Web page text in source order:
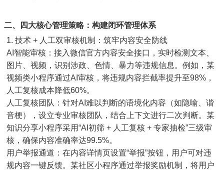
二、四大核心管理策略：构建闭环管理体系
1. 技术 + 人工双审核机制：筑牢内容安全防线
AI智能审核：接入微信官方内容安全接口，实时检测文本、
图片、视频，识别涉政、色情、暴力等违规信息。例如，某
视频类小程序通过AI审核，将违规内容拦截率提升至98%，
人工复核成本降低60%。
人工复核团队：针对AI难以判断的语境化内容（如隐喻、谐
音梗），设立专业审核团队，结合上下文进行二次判断。某
知识分享小程序采用“AI初筛 + 人工复核 + 专家抽检”三级审
核，确保内容准确率达99.5%。
用户举报通道：在内容详情页设置“举报”按钮，用户可对违
规内容一键反馈。某社区小程序通过举报奖励机制，将用户